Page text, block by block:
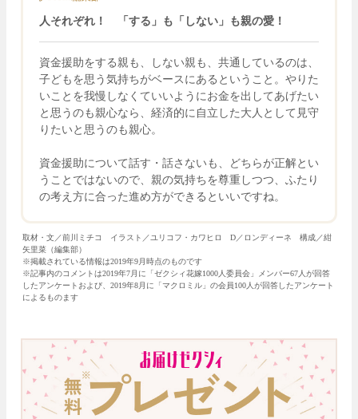
人それぞれ！ 「する」も「しない」も親の愛！
資金援助をする親も、しない親も、共通しているのは、
子どもを思う気持ちがベースにあるということ。やりた
いことを我慢しなくていいようにお金を出してあげたい
と思うのも親心なら、経済的に自立した大人として見守
りたいと思うのも親心。
資金援助について話す・話さないも、どちらが正解とい
うことではないので、親の気持ちを尊重しつつ、ふたり
の考え方に合った進め方ができるといいですね。
取材・文／前川ミチコ イラスト／ユリコフ・カワヒロ D／ロンディーネ 構成／紺
矢里菜（編集部）
※掲載されている情報は2019年9月時点のものです
※記事内のコメントは2019年7月に「ゼクシィ花嫁1000人委員会」メンバー67人が回答
したアンケートおよび、2019年8月に「マクロミル」の会員100人が回答したアンケート
によるものます